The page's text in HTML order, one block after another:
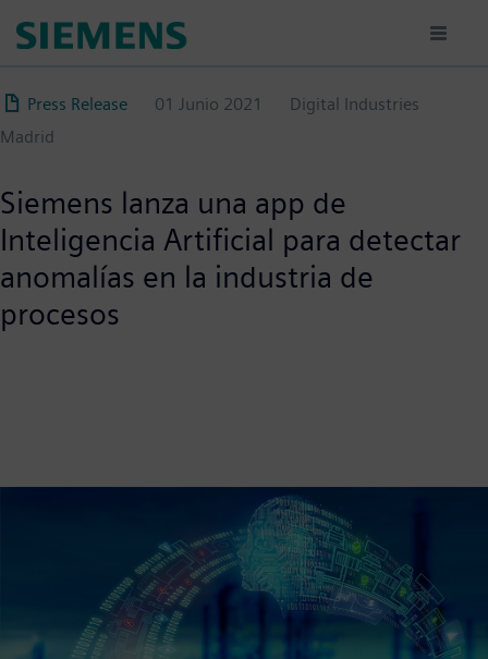
principal
Press Release 01 Junio 2021
Digital Industries
Madrid
Siemens lanza una app de
Inteligencia Artificial para detectar
anomalías en la industria de
procesos